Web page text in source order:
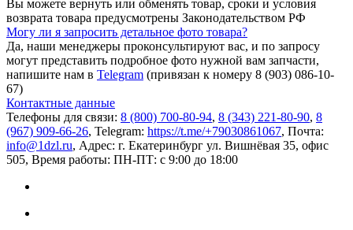
Вы можете вернуть или обменять товар, сроки и условия
возврата товара предусмотрены Законодательством РФ
Могу ли я запросить детальное фото товара?
Да, наши менеджеры проконсультируют вас, и по запросу
могут представить подробное фото нужной вам запчасти,
напишите нам в Telegram (привязан к номеру 8 (903) 086-10-
67)
Контактные данные
Телефоны для связи: 8 (800) 700-80-94, 8 (343) 221-80-90, 8
(967) 909-66-26, Telegram: https://t.me/+79030861067, Почта:
info@1dzl.ru, Адрес: г. Екатеринбург ул. Вишнёвая 35, офис
505, Время работы: ПН-ПТ: с 9:00 до 18:00